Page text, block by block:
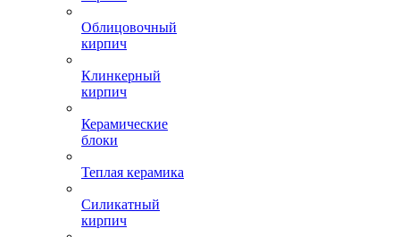
Облицовочный
кирпич
Клинкерный
кирпич
Керамические
блоки
Теплая керамика
Силикатный
кирпич